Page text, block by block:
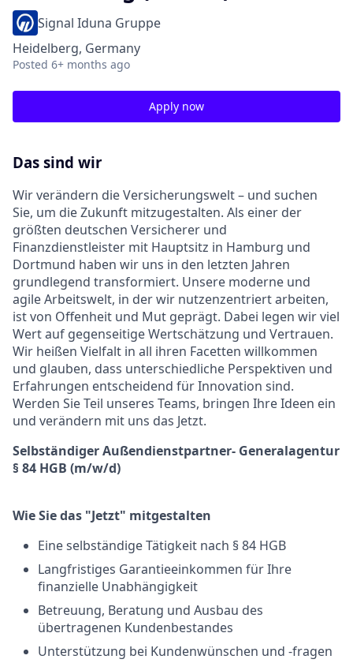
Signal Iduna Gruppe
Heidelberg, Germany
Posted 6+ months ago
Apply now
Das sind wir
Wir verändern die Versicherungswelt – und suchen
Sie, um die Zukunft mitzugestalten. Als einer der
größten deutschen Versicherer und
Finanzdienstleister mit Hauptsitz in Hamburg und
Dortmund haben wir uns in den letzten Jahren
grundlegend transformiert. Unsere moderne und
agile Arbeitswelt, in der wir nutzenzentriert arbeiten,
ist von Offenheit und Mut geprägt. Dabei legen wir viel
Wert auf gegenseitige Wertschätzung und Vertrauen.
Wir heißen Vielfalt in all ihren Facetten willkommen
und glauben, dass unterschiedliche Perspektiven und
Erfahrungen entscheidend für Innovation sind.
Werden Sie Teil unseres Teams, bringen Ihre Ideen ein
und verändern mit uns das Jetzt.
Selbständiger Außendienstpartner- Generalagentur
§ 84 HGB (m/w/d)
Wie Sie das "Jetzt" mitgestalten
Eine selbständige Tätigkeit nach § 84 HGB
Langfristiges Garantieeinkommen für Ihre
finanzielle Unabhängigkeit
Betreuung, Beratung und Ausbau des
übertragenen Kundenbestandes
Unterstützung bei Kundenwünschen und -fragen